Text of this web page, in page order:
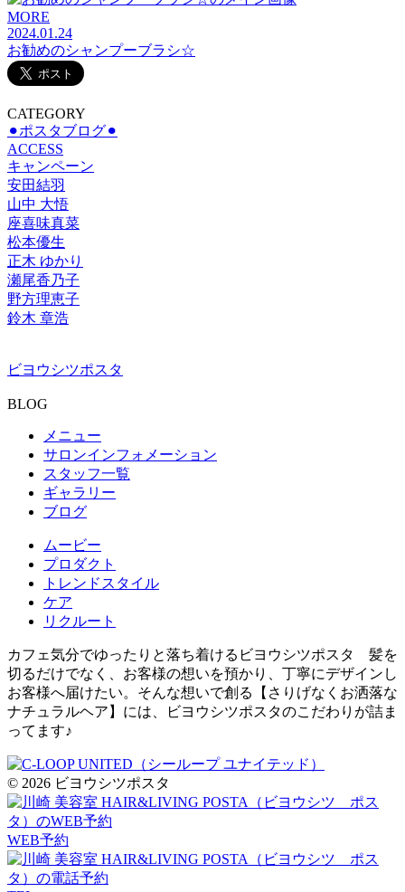
MORE
2024.01.24
お勧めのシャンプーブラシ☆
CATEGORY
⚫︎ポスタブログ⚫︎
ACCESS
キャンペーン
安田結羽
山中 大悟
座喜味真菜
松本優生
正木 ゆかり
瀬尾香乃子
野方理恵子
鈴木 章浩
ビヨウシツポスタ
BLOG
メニュー
サロンインフォメーション
スタッフ一覧
ギャラリー
ブログ
ムービー
プロダクト
トレンドスタイル
ケア
リクルート
カフェ気分でゆったりと落ち着けるビヨウシツポスタ 髪を
切るだけでなく、お客様の想いを預かり、丁寧にデザインし
お客様へ届けたい。そんな想いで創る【さりげなくお洒落な
ナチュラルヘア】には、ビヨウシツポスタのこだわりが詰ま
ってます♪
© 2026 ビヨウシツポスタ
WEB予約